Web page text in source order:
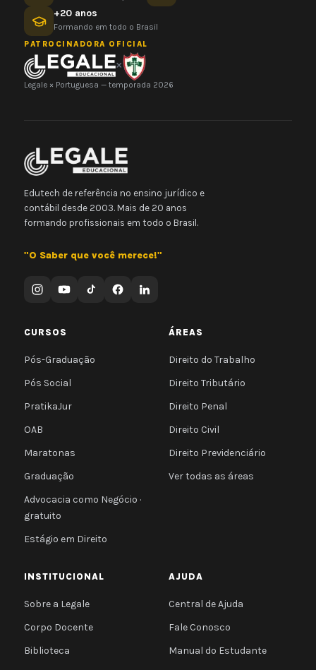
+20 anos
Formando em todo o Brasil
PATROCINADORA OFICIAL
×
Legale × Portuguesa — temporada 2026
Edutech de referência no ensino jurídico e
contábil desde 2003. Mais de 20 anos
formando profissionais em todo o Brasil.
"O Saber que você merece!"
CURSOS
Pós-Graduação
Pós Social
PratikaJur
OAB
Maratonas
Graduação
Advocacia como Negócio ·
gratuito
Estágio em Direito
ÁREAS
Direito do Trabalho
Direito Tributário
Direito Penal
Direito Civil
Direito Previdenciário
Ver todas as áreas
INSTITUCIONAL
Sobre a Legale
Corpo Docente
Biblioteca
AJUDA
Central de Ajuda
Fale Conosco
Manual do Estudante